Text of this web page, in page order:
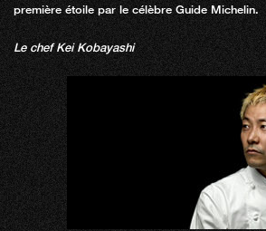
première étoile par le célèbre Guide Michelin.
Le chef Kei Kobayashi